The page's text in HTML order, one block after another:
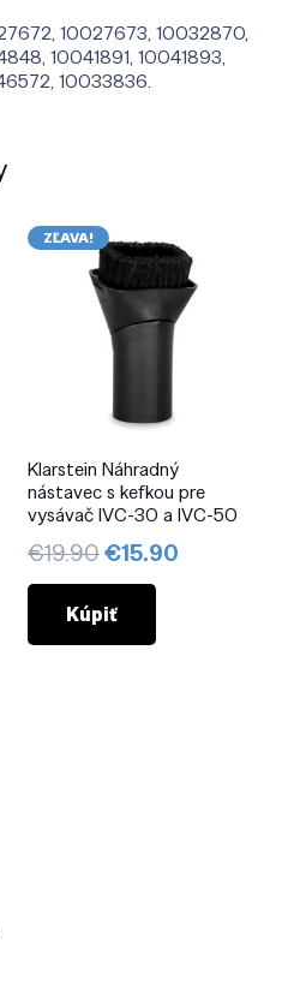
10027673, 10032870,
10041891, 10041893,
10033836.
ZĽAVA!
Klarstein Náhradný
nástavec s kefkou pre
vysávač IVC-30 a IVC-50
€19.90Pôvodná
cena
bola:
€19.90.
€15.90
Kúpiť